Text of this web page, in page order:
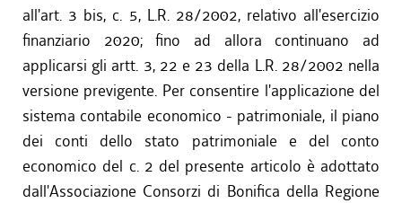
all'art. 3 bis, c. 5, L.R. 28/2002, relativo all'esercizio
finanziario 2020; fino ad allora continuano ad
applicarsi gli artt. 3, 22 e 23 della L.R. 28/2002 nella
versione previgente. Per consentire l'applicazione del
sistema contabile economico - patrimoniale, il piano
dei conti dello stato patrimoniale e del conto
economico del c. 2 del presente articolo è adottato
dall'Associazione Consorzi di Bonifica della Regione